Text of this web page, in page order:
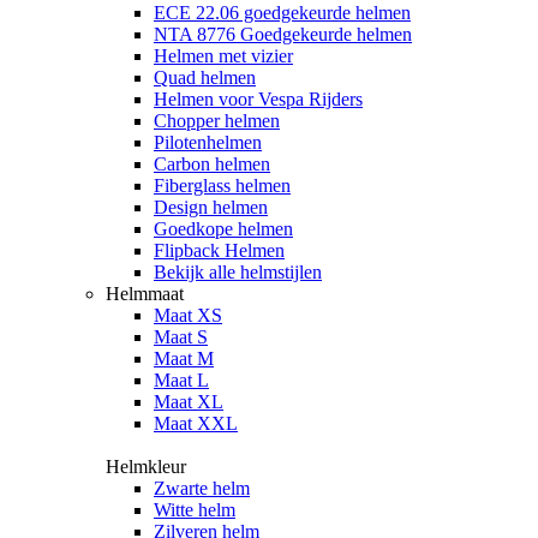
ECE 22.06 goedgekeurde helmen
NTA 8776 Goedgekeurde helmen
Helmen met vizier
Quad helmen
Helmen voor Vespa Rijders
Chopper helmen
Pilotenhelmen
Carbon helmen
Fiberglass helmen
Design helmen
Goedkope helmen
Flipback Helmen
Bekijk alle helmstijlen
Helmmaat
Maat XS
Maat S
Maat M
Maat L
Maat XL
Maat XXL
Helmkleur
Zwarte helm
Witte helm
Zilveren helm